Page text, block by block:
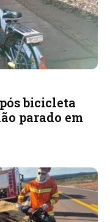
bicicleta
parado em